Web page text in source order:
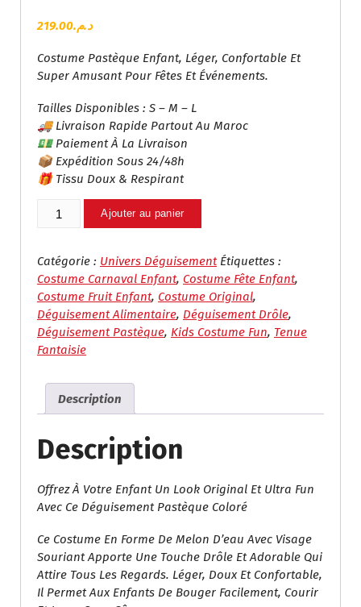
د.م.219.00
Costume Pastèque Enfant, Léger, Confortable Et
Super Amusant Pour Fêtes Et Événements.
Tailles Disponibles : S – M – L
🚚 Livraison Rapide Partout Au Maroc
💵 Paiement À La Livraison
📦 Expédition Sous 24/48h
🎁 Tissu Doux & Respirant
Quantité
Pastèque
Enfant
–
Costume
Fruit
Amusant
Ajouter au panier
Catégorie : Univers Déguisement Étiquettes :
Costume Carnaval Enfant, Costume Fête Enfant,
Costume Fruit Enfant, Costume Original,
Déguisement Alimentaire, Déguisement Drôle,
Déguisement Pastèque, Kids Costume Fun, Tenue
Fantaisie
Description
Description
Offrez À Votre Enfant Un Look Original Et Ultra Fun
Avec Ce Déguisement Pastèque Coloré
Ce Costume En Forme De Melon D’eau Avec Visage
Souriant Apporte Une Touche Drôle Et Adorable Qui
Attire Tous Les Regards. Léger, Doux Et Confortable,
Il Permet Aux Enfants De Bouger Facilement, Courir